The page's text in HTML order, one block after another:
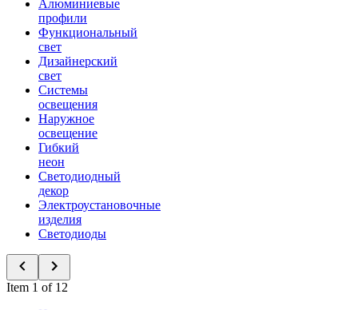
Алюминиевые
профили
Функциональный
свет
Дизайнерский
свет
Системы
освещения
Наружное
освещение
Гибкий
неон
Светодиодный
декор
Электроустановочные
изделия
Светодиоды
Item 1 of 12